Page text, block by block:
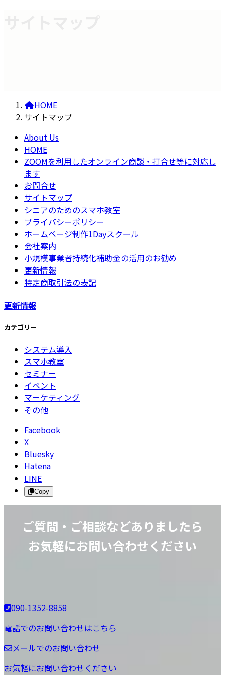
HOME
サイトマップ
About Us
HOME
ZOOMを利用したオンライン商談・打合せ等に対応し
ます
お問合せ
サイトマップ
シニアのためのスマホ教室
プライバシーポリシー
ホームページ制作1Dayスクール
会社案内
小規模事業者持続化補助金の活用のお勧め
更新情報
特定商取引法の表記
更新情報
カテゴリー
システム導入
スマホ教室
セミナー
イベント
マーケティング
その他
Facebook
X
Bluesky
Hatena
LINE
Copy
ご質問・ご相談などありましたら
お気軽にお問い合わせください
090-1352-8858
電話でのお問い合わせはこちら
メールでのお問い合わせ
お気軽にお問い合わせください